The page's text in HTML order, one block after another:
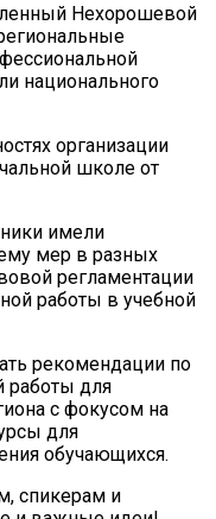
Нехорошевой
национального
организации
школе от
имели
мер в разных
регламентации
работы в учебной
рекомендации по
работы для
с фокусом на
для
обучающихся.
спикерам и